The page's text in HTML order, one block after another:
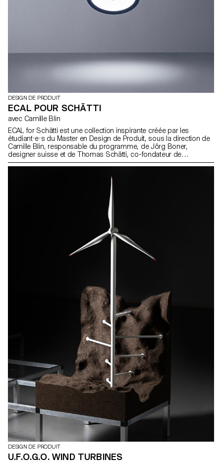
DESIGN DE PRODUIT
ECAL POUR SCHÄTTI
avec Camille Blin
ECAL for Schätti est une collection inspirante créée par les
étudiant·e·s du Master en Design de Produit, sous la direction de
Camille Blin, responsable du programme, de Jörg Boner,
designer suisse et de Thomas Schätti, co-fondateur de
l’entreprise Schätti. Dans le domaine des luminaires, Schätti est
animée par une vision engagée et un regard novateur : "L'industrie
de l'éclairage étant en plein bouleversement, la technologie LED
est au centre de l'attention. Un important effort de recherche et de
développement est consacré à cette technologie qui redéfinit la
lumière". Un postulat que les étudiant·e·s de l'ECAL ont suivi pour
créer des lampes LED portables, alimentées par des batteries. Le
résultat est une collection multifonctionnelle qui met en valeur le
potentiel de cette technologie : lampes murales ou de bureau,
portables et rechargeables, d'intérieur ou d'extérieur. Une
sélection qui traduit l'expertise de Schätti et l’approche créative
des étudiant·e·s de l'ECAL.
DESIGN DE PRODUIT
U.F.O.G.O. WIND TURBINES